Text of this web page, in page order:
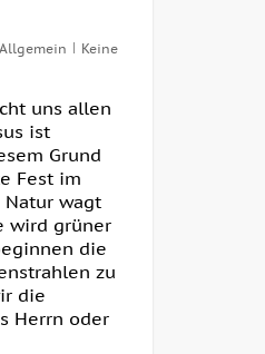
Allgemein
Keine
uns allen
ist
Grund
Fest im
Natur wagt
wird grüner
die
zu
die
Herrn oder